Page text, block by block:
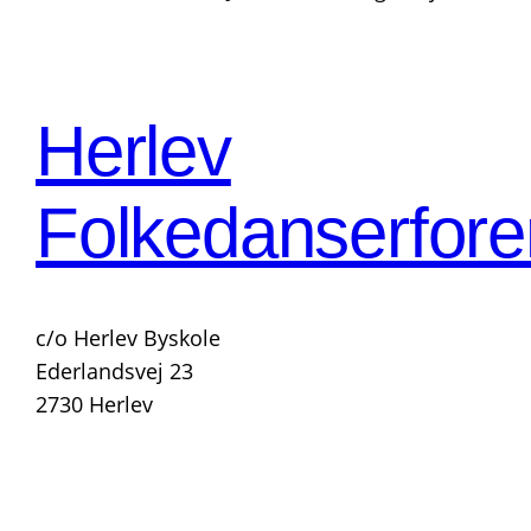
Herlev
c/o Herlev Byskole
Ederlandsvej 23
2730 Herlev